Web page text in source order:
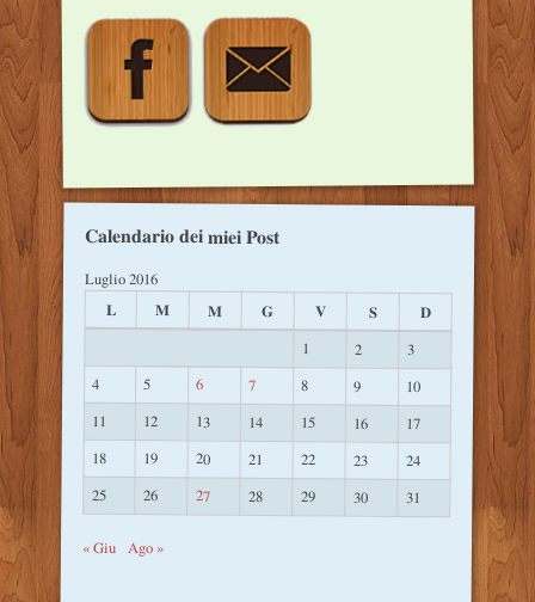
Calendario dei miei Post
Luglio 2016
L M M G V S D
1 2
3
4
5 6 7 8 9
10
11
12 13 14 15 16 17
18 19 20 21 22 23
24
25
26 27 28 29 30 31
« Giu Ago »